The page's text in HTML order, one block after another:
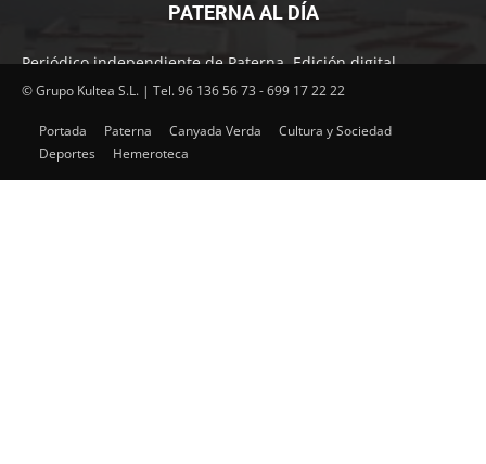
PATERNA AL DÍA
Periódico independiente de Paterna. Edición digital.
Encuentra cada mes en tu punto habitual nuestra edición
Paterna.
© Grupo Kultea S.L. | Tel. 96 136 56 73 - 699 17 22 22
Portada Paterna Canyada Verda
Cultura y Sociedad
Deportes
Hemeroteca